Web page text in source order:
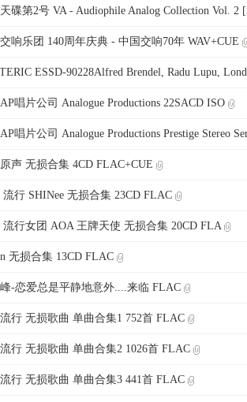
天碟第2号 VA - Audiophile Analog Collection Vol. 2
交响乐团 140周年庆典 - 中国交响70年 WAV+CUE
ESSD-90228Alfred Brendel, Radu Lupu,
AP唱片公司 Analogue Productions 22SACD ISO
唱片公司 Analogue Productions Prestige Stereo
原声 无损合集 4CD FLAC+CUE
流行 SHINee 无损合集 23CD FLAC
流行女团 AOA 王牌天使 无损合集 20CD FLA
无损合集 13CD FLAC
峰-恋爱总是平静地意外....来临 FLAC
流行 无损歌曲 单曲合集1 752首 FLAC
流行 无损歌曲 单曲合集2 1026首 FLAC
流行 无损歌曲 单曲合集3 441首 FLAC